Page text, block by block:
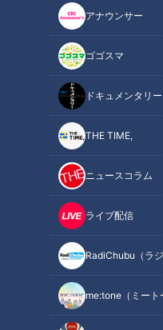
アナウンサー
ゴゴスマ
ドキュメンタリー
THE TIME,
ニュースコラム
ライブ配信
RadiChubu（ラジ
me:tone（ミート
この記事を見たあなた
アナウンサーがフリマアプリ
挑戦。捨てる予定の家電は売